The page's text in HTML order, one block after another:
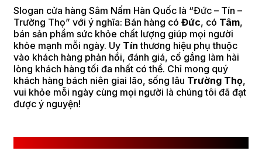
Slogan cửa hàng Sâm Nấm Hàn Quốc là “Đức – Tín –
Trường Thọ” với ý nghĩa: Bán hàng có Đức, có Tâm,
bán sản phẩm sức khỏe chất lượng giúp mọi người
khỏe mạnh mỗi ngày. Uy Tín thương hiệu phụ thuộc
vào khách hàng phản hồi, đánh giá, cố gắng làm hài
lòng khách hàng tối đa nhất có thể. Chỉ mong quý
khách hàng bách niên giai lão, sống lâu Trường Thọ,
vui khỏe mỗi ngày cùng mọi người là chúng tôi đã đạt
được ý nguyện!